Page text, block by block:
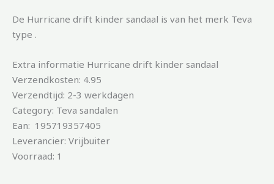
De Hurricane drift kinder sandaal is van het merk Teva
type .
Extra informatie Hurricane drift kinder sandaal
Verzendkosten: 4.95
Verzendtijd: 2-3 werkdagen
Category: Teva sandalen
Ean: 195719357405
Leverancier: Vrijbuiter
Voorraad: 1